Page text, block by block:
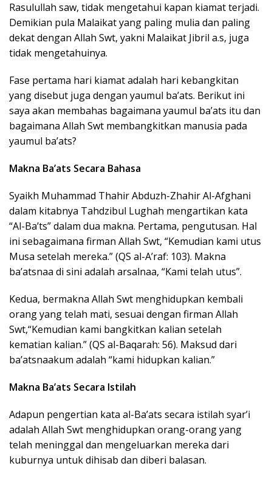
Rasulullah saw, tidak mengetahui kapan kiamat terjadi.
Demikian pula Malaikat yang paling mulia dan paling
dekat dengan Allah Swt, yakni Malaikat Jibril a.s, juga
tidak mengetahuinya.
Fase pertama hari kiamat adalah hari kebangkitan
yang disebut juga dengan yaumul ba’ats. Berikut ini
saya akan membahas bagaimana yaumul ba’ats itu dan
bagaimana Allah Swt membangkitkan manusia pada
yaumul ba’ats?
Makna Ba’ats Secara Bahasa
Syaikh Muhammad Thahir Abduzh-Zhahir Al-Afghani
dalam kitabnya Tahdzibul Lughah mengartikan kata
“Al-Ba’ts” dalam dua makna. Pertama, pengutusan. Hal
ini sebagaimana firman Allah Swt, “Kemudian kami utus
Musa setelah mereka.” (QS al-A’raf: 103). Makna
ba’atsnaa di sini adalah arsalnaa, “Kami telah utus”.
Kedua, bermakna Allah Swt menghidupkan kembali
orang yang telah mati, sesuai dengan firman Allah
Swt,“Kemudian kami bangkitkan kalian setelah
kematian kalian.” (QS al-Baqarah: 56). Maksud dari
ba’atsnaakum adalah “kami hidupkan kalian.”
Makna Ba’ats Secara Istilah
Adapun pengertian kata al-Ba’ats secara istilah syar’i
adalah Allah Swt menghidupkan orang-orang yang
telah meninggal dan mengeluarkan mereka dari
kuburnya untuk dihisab dan diberi balasan.